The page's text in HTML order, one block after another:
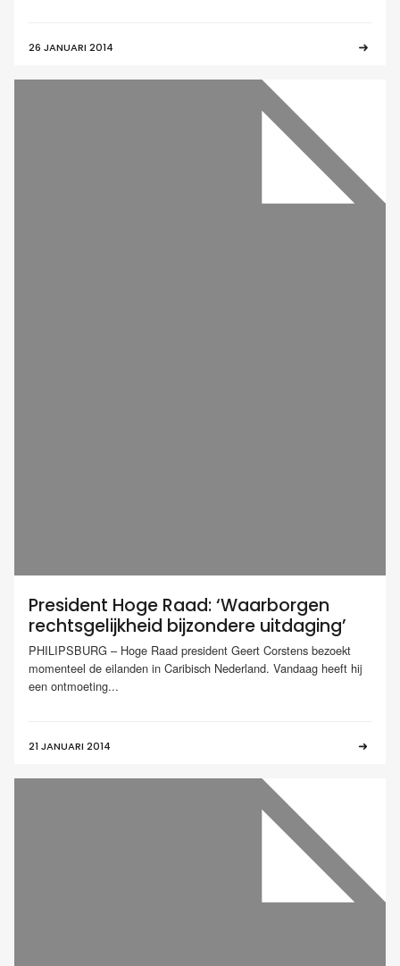
26 JANUARI 2014
President Hoge Raad: ‘Waarborgen
rechtsgelijkheid bijzondere uitdaging’
PHILIPSBURG – Hoge Raad president Geert Corstens bezoekt
momenteel de eilanden in Caribisch Nederland. Vandaag heeft hij
een ontmoeting...
21 JANUARI 2014